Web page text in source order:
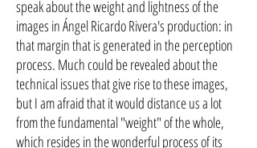
speak about the weight and lightness of the
images in Ángel Ricardo Rivera's production: in
that margin that is generated in the perception
process. Much could be revealed about the
technical issues that give rise to these images,
but I am afraid that it would distance us a lot
from the fundamental "weight" of the whole,
which resides in the wonderful process of its